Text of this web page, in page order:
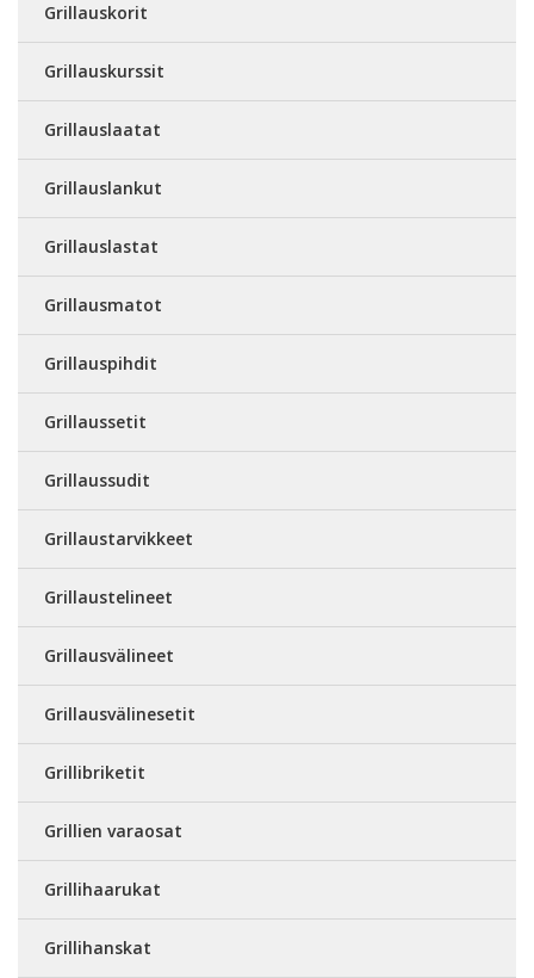
Grillauskorit
Grillauskurssit
Grillauslaatat
Grillauslankut
Grillauslastat
Grillausmatot
Grillauspihdit
Grillaussetit
Grillaussudit
Grillaustarvikkeet
Grillaustelineet
Grillausvälineet
Grillausvälinesetit
Grillibriketit
Grillien varaosat
Grillihaarukat
Grillihanskat